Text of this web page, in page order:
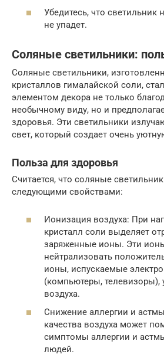
Убедитесь, что светильник
не упадет.
Соляные светильники:
Соляные светильники,
кристаллов гималайской соли,
элементом декора не только
необычному виду, но и
здоровья. Эти светильники
свет, который создает очень
Польза для здоровья
Считается, что соляные
следующими свойствами:
Ионизация воздуха: При
кристалл соли выделяет
заряженные ионы. Эти
нейтрализовать
ионы, испускаемые
(компьютеры, телевизоры),
воздуха.
Снижение аллергии и
качества воздуха может
симптомы аллергии и
людей.